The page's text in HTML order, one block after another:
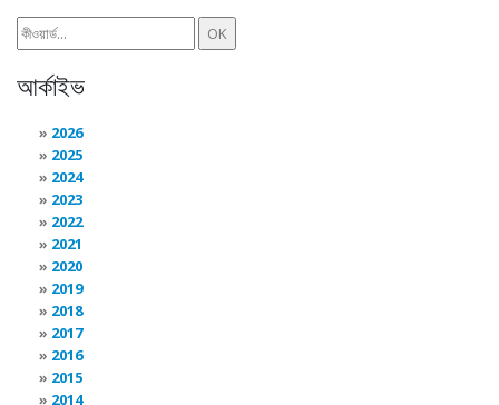
আর্কাইভ
2026
2025
2024
2023
2022
2021
2020
2019
2018
2017
2016
2015
2014